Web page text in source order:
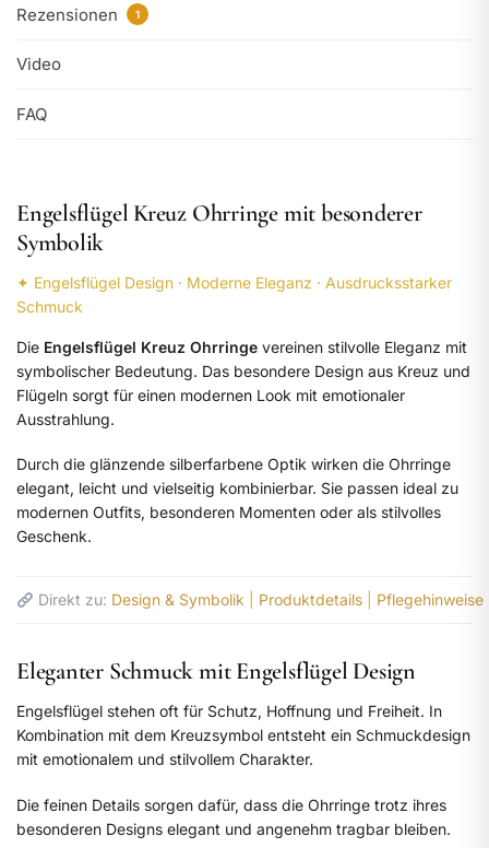
Rezensionen 1
Video
FAQ
Engelsflügel Kreuz Ohrringe mit besonderer
Symbolik
✦ Engelsflügel Design · Moderne Eleganz · Ausdrucksstarker
Schmuck
Die Engelsflügel Kreuz Ohrringe vereinen stilvolle Eleganz mit
symbolischer Bedeutung. Das besondere Design aus Kreuz und
Flügeln sorgt für einen modernen Look mit emotionaler
Ausstrahlung.
Durch die glänzende silberfarbene Optik wirken die Ohrringe
elegant, leicht und vielseitig kombinierbar. Sie passen ideal zu
modernen Outfits, besonderen Momenten oder als stilvolles
Geschenk.
Direkt zu: Design & Symbolik Produktdetails Pflegehinweise
Eleganter Schmuck mit Engelsflügel Design
Engelsflügel stehen oft für Schutz, Hoffnung und Freiheit. In
Kombination mit dem Kreuzsymbol entsteht ein Schmuckdesign
mit emotionalem und stilvollem Charakter.
Die feinen Details sorgen dafür, dass die Ohrringe trotz ihres
besonderen Designs elegant und angenehm tragbar bleiben.